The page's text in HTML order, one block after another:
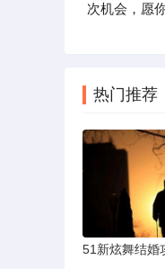
次机会，愿
热门推荐